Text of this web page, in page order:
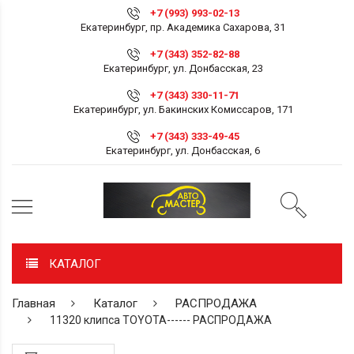
+7 (993) 993-02-13
Екатеринбург, пр. Академика Сахарова, 31
+7 (343) 352-82-88
Екатеринбург, ул. Донбасская, 23
+7 (343) 330-11-71
Екатеринбург, ул. Бакинских Комиссаров, 171
+7 (343) 333-49-45
Екатеринбург, ул. Донбасская, 6
КАТАЛОГ
Главная Каталог РАСПРОДАЖА
11320 клипса TOYOTA------ РАСПРОДАЖА